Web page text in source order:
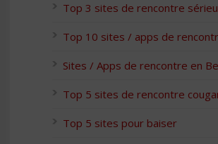
Top 3 sites de rencontre
Top 10 sites / apps de
Sites / Apps de rencontre en
Top 5 sites de rencontre
Top 5 sites pour baiser